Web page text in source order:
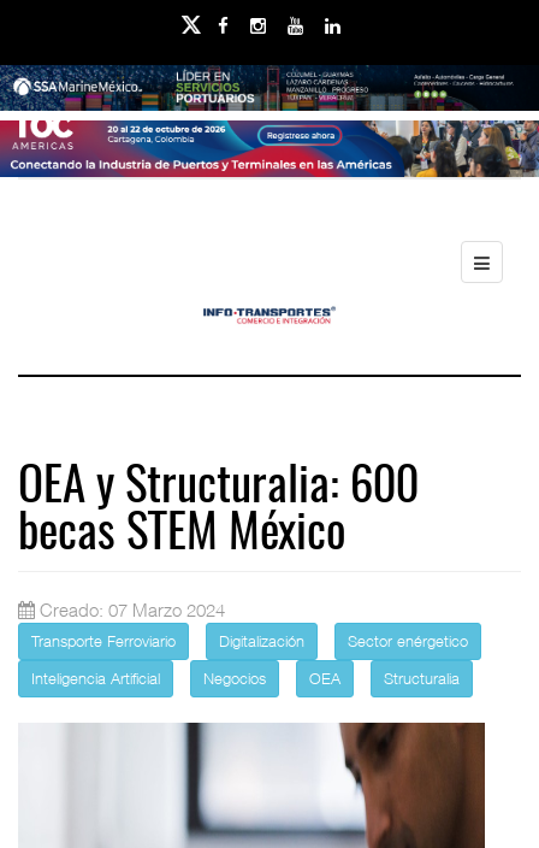
OEA y Structuralia: 600
becas STEM México
Creado: 07 Marzo 2024
Transporte Ferroviario Digitalización
Sector enérgetico
Inteligencia Artificial
Negocios OEA Structuralia